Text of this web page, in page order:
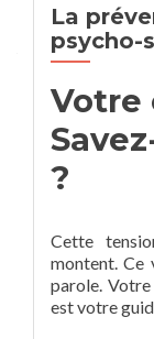
La
psycho-
Votre
?
Cette
montent. Ce
parole.
est votre